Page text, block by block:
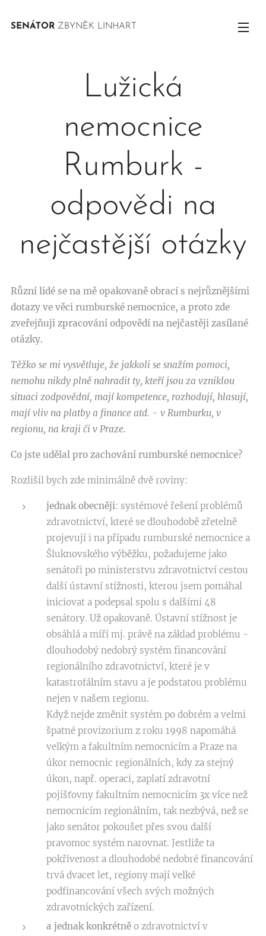
SENÁTOR ZBYNĚK LINHART
Lužická
nemocnice
Rumburk -
odpovědi na
nejčastější otázky
Různí lidé se na mě opakovaně obrací s nejrůznějšími
dotazy ve věci rumburské nemocnice, a proto zde
zveřejňuji zpracování odpovědí na nejčastěji zasílané
otázky.
Těžko se mi vysvětluje, že jakkoli se snažím pomoci,
nemohu nikdy plně nahradit ty, kteří jsou za vzniklou
situaci zodpovědní, mají kompetence, rozhodují, hlasují,
mají vliv na platby a finance atd. - v Rumburku, v
regionu, na kraji či v Praze.
Co jste udělal pro zachování rumburské nemocnice?
Rozlišil bych zde minimálně dvě roviny:
jednak obecněji: systémové řešení problémů
zdravotnictví, které se dlouhodobě zřetelně
projevují i na případu rumburské nemocnice a
Šluknovského výběžku, požadujeme jako
senátoři po ministerstvu zdravotnictví cestou
další ústavní stížnosti, kterou jsem pomáhal
iniciovat a podepsal spolu s dalšími 48
senátory. Už opakovaně. Ústavní stížnost je
obsáhlá a míří mj. právě na základ problému -
dlouhodobý nedobrý systém financování
regionálního zdravotnictví, které je v
katastrofálním stavu a je podstatou problému
nejen v našem regionu.
Když nejde změnit systém po dobrém a velmi
špatné provizorium z roku 1998 napomáhá
velkým a fakultním nemocnicím a Praze na
úkor nemocnic regionálních, kdy za stejný
úkon, např. operaci, zaplatí zdravotní
pojišťovny fakultním nemocnicím 3x více než
nemocnicím regionálním, tak nezbývá, než se
jako senátor pokoušet přes svou další
pravomoc systém narovnat. Jestliže ta
pokřivenost a dlouhodobé nedobré financování
trvá dvacet let, regiony mají velké
podfinancování všech svých možných
zdravotnických zařízení.
a jednak konkrétně o zdravotnictví v